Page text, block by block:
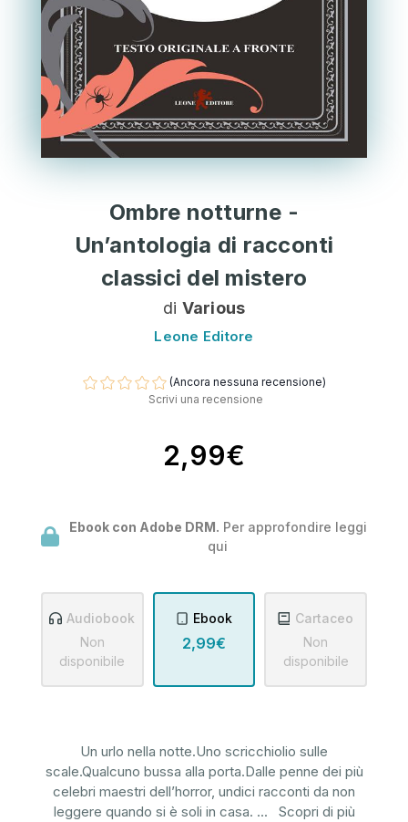
Ombre notturne -
Un’antologia di racconti
classici del mistero
di Various
Leone Editore
(Ancora nessuna recensione)
Scrivi una recensione
2,99€
Ebook con Adobe DRM. Per approfondire leggi
qui
Audiobook
Non
disponibile
Ebook
2,99€
Cartaceo
Non
disponibile
Un urlo nella notte.Uno scricchiolio sulle
scale.Qualcuno bussa alla porta.Dalle penne dei più
celebri maestri dell’horror, undici racconti da non
leggere quando si è soli in casa. ... Scopri di più